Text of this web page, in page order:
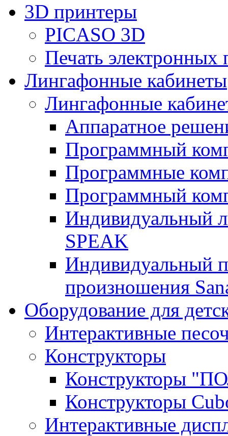
3D принтеры
PICASO 3D
Печать электронных
Лингафонные кабинеты
Лингафонные
Аппаратное
Программный
Программные
Программный
Индивидуальный
SPEAK
Индивидуальный
произношения
Оборудование для
Интерактивные
Конструкторы
Конструкторы
Конструкторы
Интерактивные